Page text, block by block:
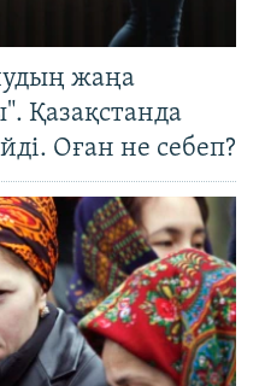
жаңа
Қазақстанда
Оған не себеп?